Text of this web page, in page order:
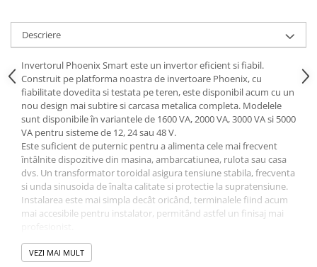
Descriere
Invertorul Phoenix Smart este un invertor eficient si fiabil.
Construit pe platforma noastra de invertoare Phoenix, cu
fiabilitate dovedita si testata pe teren, este disponibil acum cu un
nou design mai subtire si carcasa metalica completa. Modelele
sunt disponibile în variantele de 1600 VA, 2000 VA, 3000 VA si 5000
VA pentru sisteme de 12, 24 sau 48 V.
Este suficient de puternic pentru a alimenta cele mai frecvent
întâlnite dispozitive din masina, ambarcatiunea, rulota sau casa
dvs. Un transformator toroidal asigura tensiune stabila, frecventa
si unda sinusoida de înalta calitate si protectie la supratensiune.
Instalarea este mai simpla decât oricând, terminalele fiind acum
mai accesibile pentru instalator, permitând astfel un finisaj mai
Bluetooth-ul este încorporat si faciliteaza mai mult decât oricând
configurarea invertorului dvs. de mare putere. Configurati
VEZI MAI MULT